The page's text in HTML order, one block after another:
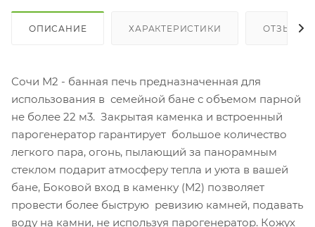
ОПИСАНИЕ ХАРАКТЕРИСТИКИ ОТЗЫВЫ
Сочи М2 - банная печь предназначенная для
использования в семейной бане с объемом парной
не более 22 м3. Закрытая каменка и встроенный
парогенератор гарантирует большое количество
легкого пара, огонь, пылающий за панорамным
стеклом подарит атмосферу тепла и уюта в вашей
бане, Боковой вход в каменку (М2) позволяет
провести более быструю ревизию камней, подавать
воду на камни, не используя парогенератор. Кожух